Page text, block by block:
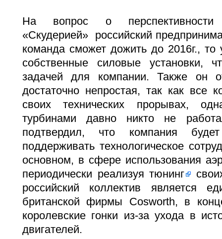
На вопрос о перспективности
«Скудерией» российский
команда сможет дожить до 2016г.,
собственные силовые установки,
задачей для компании. Также он
достаточно непростая, так как все
своих технических прорывах,
турбинами давно никто не
подтвердил, что компания
поддерживать технологическое
основном, в сфере использования
периодически реализуятюнинг
российский коллектив является
британской фирмы Cosworth, в
королевские гонки из-за ухода в
двигателей.